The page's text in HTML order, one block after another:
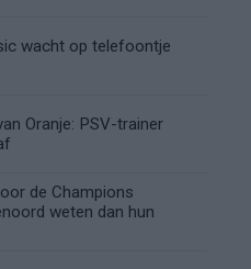
wacht op telefoontje
Oranje: PSV-trainer
de Champions
weten dan hun